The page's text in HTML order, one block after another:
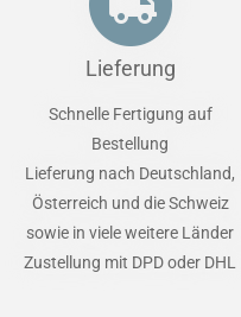
Lieferung
Schnelle Fertigung auf
Bestellung
Lieferung nach Deutschland,
Österreich und die Schweiz
sowie in viele weitere Länder
Zustellung mit DPD oder DHL